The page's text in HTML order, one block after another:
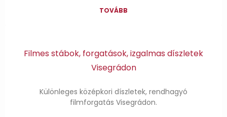
TOVÁBB
Filmes stábok, forgatások, izgalmas díszletek
Visegrádon
Különleges középkori díszletek, rendhagyó
filmforgatás Visegrádon.